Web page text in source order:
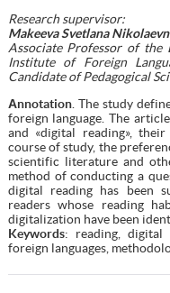
Research supervisor:
Makeeva Svetlana
Associate Professor of
Institute of Foreign
Candidate of Pedagogical
Аnnotation. The study
foreign language. The
and «digital reading»,
course of study, the
scientific literature and
method of conducting a
digital reading has been
readers whose reading
digitalization have been
Keywords: reading, digital
foreign languages,